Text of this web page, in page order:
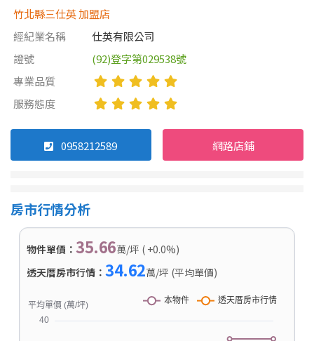
竹北縣三仕英 加盟店
經紀業名稱
仕英有限公司
證號
(92)登字第029538號
專業品質
服務態度
0958212589 網路店鋪
房市行情分析
物件單價： 35.66萬/坪 ( +0.0%)
透天厝房市行情： 34.62萬/坪 (平均單價)